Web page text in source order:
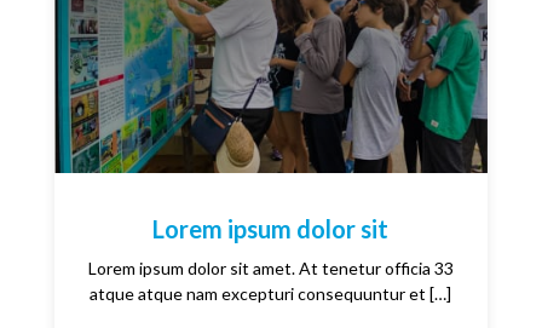
Lorem ipsum dolor sit
Lorem ipsum dolor sit amet. At tenetur officia 33
atque atque nam excepturi consequuntur et […]